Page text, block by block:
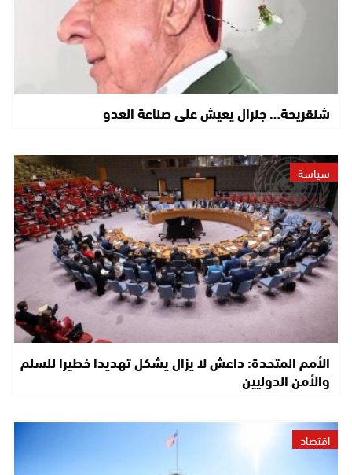
شنقريحة… جنرال يعيش على صناعة العدو
سياسة
الأمم المتحدة: داعش لا يزال يشكل تهديدا خطيرا للسلم
والأمن الدوليين
اقتصاد